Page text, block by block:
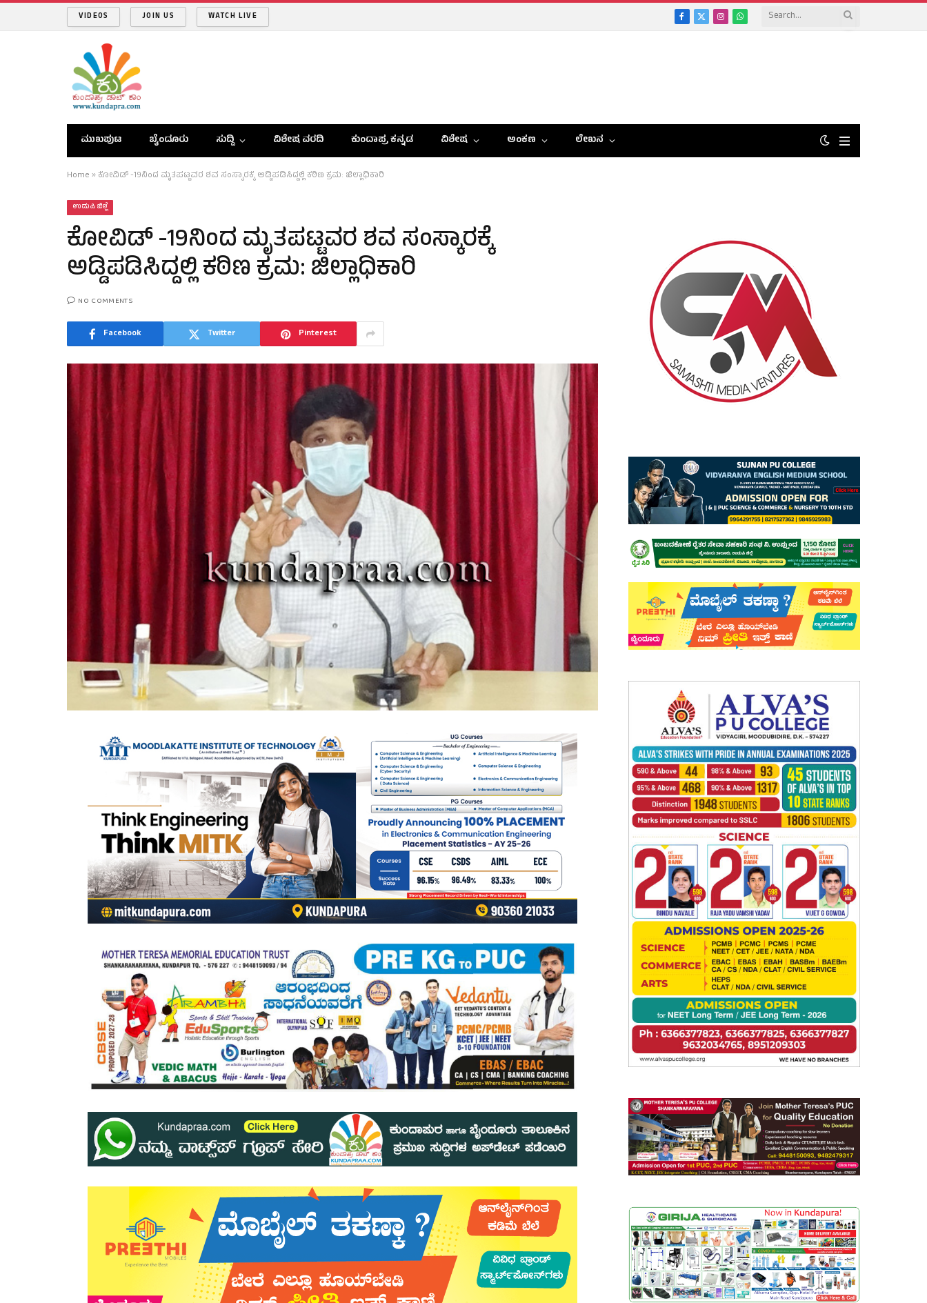
VIDEOS JOIN US WATCH LIVE Facebook
X
InstagramWhatsApp
ಮುಖಪುಟ ಬೈಂದೂರು ಸುದ್ದಿ ವಿಶೇಷ ವರದಿ ಕುಂದಾಪ್ರ ಕನ್ನಡ ವಿಶೇಷ ಅಂಕಣ ಲೇಖನ
Home »ಕೋವಿಡ್ -19ನಿಂದ ಮೃತಪಟ್ಟವರ ಶವ ಸಂಸ್ಕಾರಕ್ಕೆ ಅಡ್ಡಿಪಡಿಸಿದ್ದಲ್ಲಿ ಕಠಿಣ ಕ್ರಮ: ಜಿಲ್ಲಾಧಿಕಾರಿ
ಉಡುಪಿ ಜಿಲ್ಲೆ
ಕೋವಿಡ್ -19ನಿಂದ ಮೃತಪಟ್ಟವರ ಶವ ಸಂಸ್ಕಾರಕ್ಕೆ
ಅಡ್ಡಿಪಡಿಸಿದ್ದಲ್ಲಿ ಕಠಿಣ ಕ್ರಮ: ಜಿಲ್ಲಾಧಿಕಾರಿ
NO COMMENTS
Facebook Twitter Pinterest